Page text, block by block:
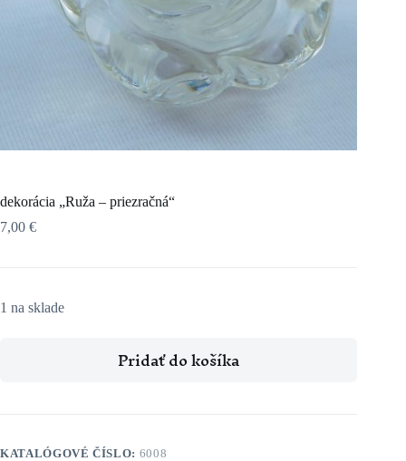
dekorácia „Ruža – priezračná“
7,00 €
1 na sklade
Pridať do košíka
KATALÓGOVÉ ČÍSLO: 6008